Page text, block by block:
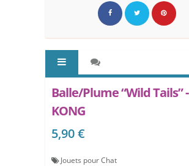
Balle/Plume “Wild Tails” -
KONG
5,90 €
Jouets pour Chat